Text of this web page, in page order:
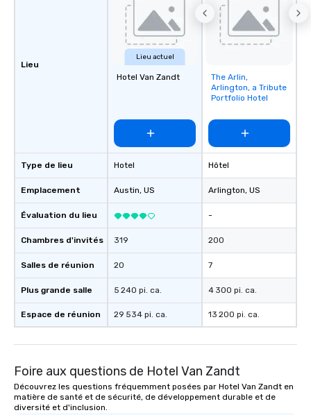
Lieu
Type de lieu
Emplacement
Évaluation du lieu
Chambres d'invités
Salles de réunion
Plus grande salle
Espace de réunion
Lieu actuel
Hotel Van Zandt
Hotel
Austin, US
319
20
5 240 pi. ca.
29 534 pi. ca.
Removed from
favorites
The Arlin,
Arlington, a Tribute
Portfolio Hotel
Hôtel
Arlington, US
-
200
7
4 300 pi. ca.
13 200 pi. ca.
Foire aux questions de Hotel Van Zandt
Découvrez les questions fréquemment posées par Hotel Van Zandt en
matière de santé et de sécurité, de développement durable et de
diversité et d'inclusion.